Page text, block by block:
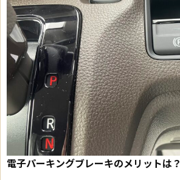
電子パーキングブレーキのメリットは？